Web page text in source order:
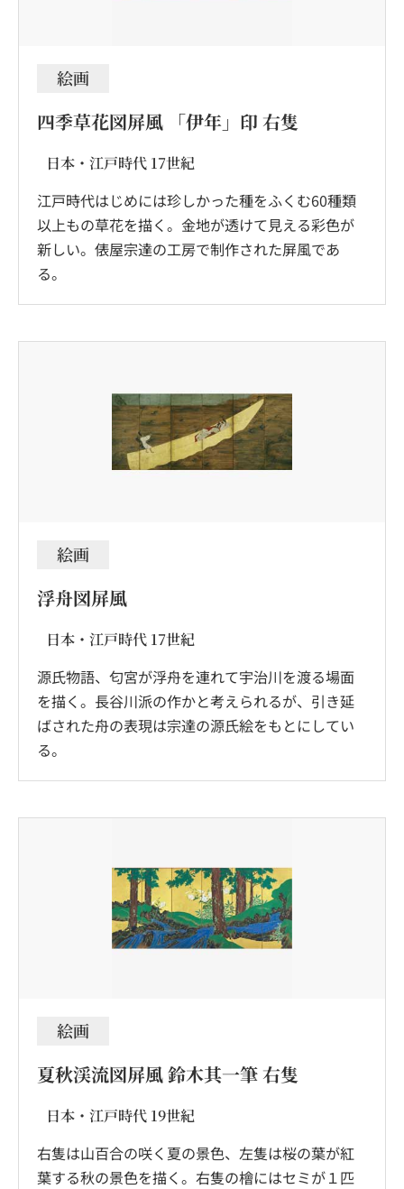
絵画
四季草花図屏風 「伊年」印 右隻
日本・江戸時代 17世紀
江戸時代はじめには珍しかった種をふくむ60種類
以上もの草花を描く。金地が透けて見える彩色が
新しい。俵屋宗達の工房で制作された屏風であ
る。
絵画
浮舟図屏風
日本・江戸時代 17世紀
源氏物語、匂宮が浮舟を連れて宇治川を渡る場面
を描く。長谷川派の作かと考えられるが、引き延
ばされた舟の表現は宗達の源氏絵をもとにしてい
る。
絵画
夏秋渓流図屏風 鈴木其一筆 右隻
日本・江戸時代 19世紀
右隻は山百合の咲く夏の景色、左隻は桜の葉が紅
葉する秋の景色を描く。右隻の檜にはセミが１匹